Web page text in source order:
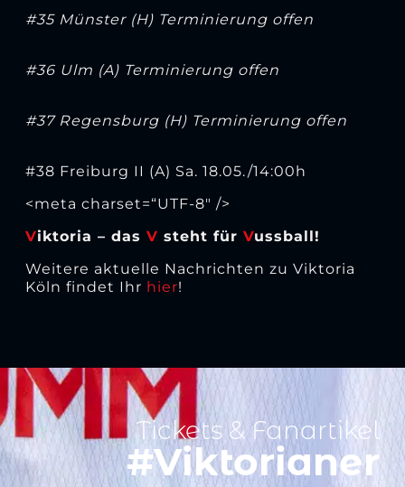
#35 Münster (H) Terminierung offen
#36 Ulm (A) Terminierung offen
#37 Regensburg (H) Terminierung offen
#38 Freiburg II (A) Sa. 18.05./14:00h
<meta charset=“UTF-8″ />
Viktoria – das V steht für Vussball!
Weitere aktuelle Nachrichten zu Viktoria
Köln findet Ihr hier!
Tickets & Fanartikel
#Viktorianer